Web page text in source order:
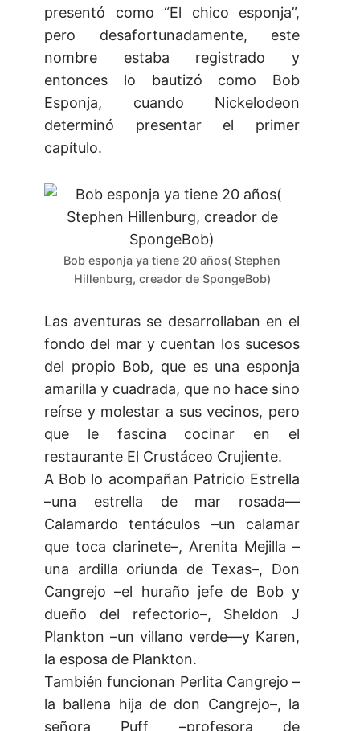
presentó como “El chico esponja”,
pero desafortunadamente, este
nombre estaba registrado y
entonces lo bautizó como Bob
Esponja, cuando Nickelodeon
determinó presentar el primer
capítulo.
Bob esponja ya tiene 20 años( Stephen
Hillenburg, creador de SpongeBob)
Las aventuras se desarrollaban en el
fondo del mar y cuentan los sucesos
del propio Bob, que es una esponja
amarilla y cuadrada, que no hace sino
reírse y molestar a sus vecinos, pero
que le fascina cocinar en el
restaurante El Crustáceo Crujiente.
A Bob lo acompañan Patricio Estrella
–una estrella de mar rosada—
Calamardo tentáculos –un calamar
que toca clarinete–, Arenita Mejilla –
una ardilla oriunda de Texas–, Don
Cangrejo –el huraño jefe de Bob y
dueño del refectorio–, Sheldon J
Plankton –un villano verde—y Karen,
la esposa de Plankton.
También funcionan Perlita Cangrejo –
la ballena hija de don Cangrejo–, la
señora Puff –profesora de